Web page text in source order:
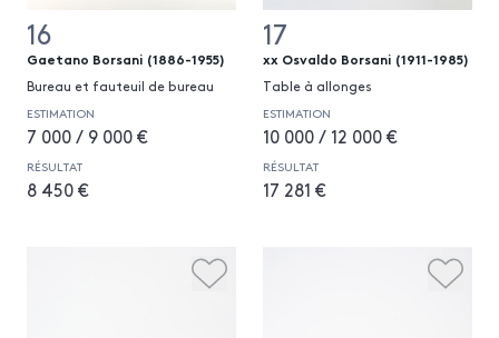
16
Gaetano Borsani (1886-1955)
Bureau et fauteuil de bureau
ESTIMATION
7 000 / 9 000 €
RÉSULTAT
8 450 €
17
xx Osvaldo Borsani (1911-1985)
Table à allonges
ESTIMATION
10 000 / 12 000 €
RÉSULTAT
17 281 €